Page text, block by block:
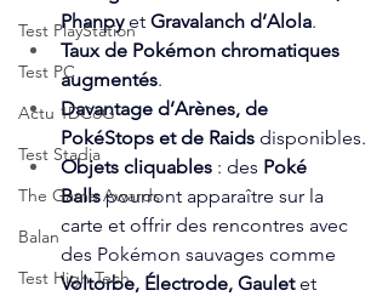
Test PlayStation
Test PC
Actu 1DCoG
Test Stadia
The Game Awards
Balan
Test High Tech
Phanpy et Gravalanch d’Alola.
Taux de Pokémon chromatiques
augmentés.
Davantage d’Arènes, de
PokéStops et de Raids disponibles.
Objets cliquables : des Poké
Balls pourront apparaître sur la
carte et offrir des rencontres avec
des Pokémon sauvages comme
Voltorbe, Électrode, Gaulet et